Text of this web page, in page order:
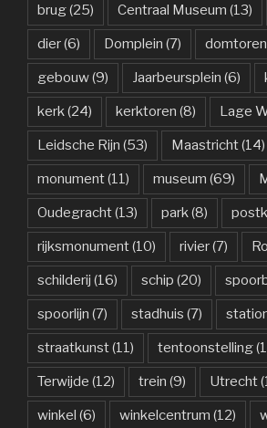
brug(25) Centraal Museum (13)
dier(6) Domplein (7) domtoren
gebouw(9) Jaarbeursplein (6)
kerk(24) kerktoren (8) Lage
Leidsche Rijn (53) Maastricht(14)
monument(11) museum (69)
Oudegracht(13) park(8)
rijksmonument(10) rivier(7)
schilderij (16) schip (20)
spoorlijn (7) stadhuis (7)
straatkunst(11) tentoonstelling
Terwijde (12) trein (9) Utrecht
winkel (6) winkelcentrum (12)